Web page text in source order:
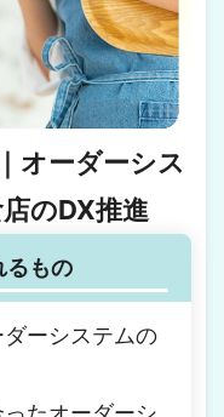
オーダーシス
のDX推進
るもの
ーシステムの